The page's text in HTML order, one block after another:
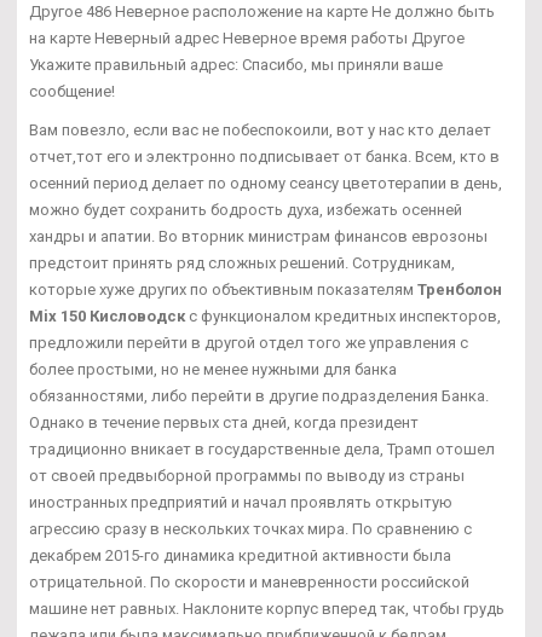
Другое 486 Неверное расположение на карте Не должно быть
на карте Неверный адрес Неверное время работы Другое
Укажите правильный адрес: Спасибо, мы приняли ваше
сообщение!
Вам повезло, если вас не побеспокоили, вот у нас кто делает
отчет,тот его и электронно подписывает от банка. Всем, кто в
осенний период делает по одному сеансу цветотерапии в день,
можно будет сохранить бодрость духа, избежать осенней
хандры и апатии. Во вторник министрам финансов еврозоны
предстоит принять ряд сложных решений. Сотрудникам,
которые хуже других по объективным показателям Тренболон
Mix 150 Кисловодск с функционалом кредитных инспекторов,
предложили перейти в другой отдел того же управления с
более простыми, но не менее нужными для банка
обязанностями, либо перейти в другие подразделения Банка.
Однако в течение первых ста дней, когда президент
традиционно вникает в государственные дела, Трамп отошел
от своей предвыборной программы по выводу из страны
иностранных предприятий и начал проявлять открытую
агрессию сразу в нескольких точках мира. По сравнению с
декабрем 2015-го динамика кредитной активности была
отрицательной. По скорости и маневренности российской
машине нет равных. Наклоните корпус вперед так, чтобы грудь